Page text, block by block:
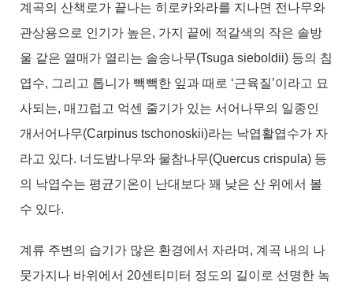
계곡의 산책로가 끝나는 히로카와라를 지나면 전나무와
관상용으로 인기가 높은, 가지 끝에 적갈색의 작은 솔방
울 같은 열매가 열리는 솔송나무(Tsuga sieboldii) 등의 침
엽수, 그리고 톱니가 빽빽한 잎과 때로 ‘근육질’이라고 묘
사되는, 매끄럽고 억센 줄기가 있는 서어나무의 일종인
개서어나무(Carpinus tschonoskii)라는 낙엽활엽수가 자
라고 있다. 너도밤나무와 물참나무(Quercus crispula) 등
의 낙엽수는 평균기온이 난대보다 꽤 낮은 산 위에서 볼
수 있다.
계류 주변의 습기가 많은 환경에서 자라며, 계곡 내의 나
뭇가지나 바위에서 20센티미터 정도의 길이로 선명한 녹